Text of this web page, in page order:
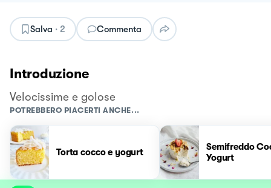
Salva · 2 Commenta
Introduzione
Velocissime e golose
POTREBBERO PIACERTI ANCHE...
Torta cocco e yogurt
Semifreddo
Yogurt